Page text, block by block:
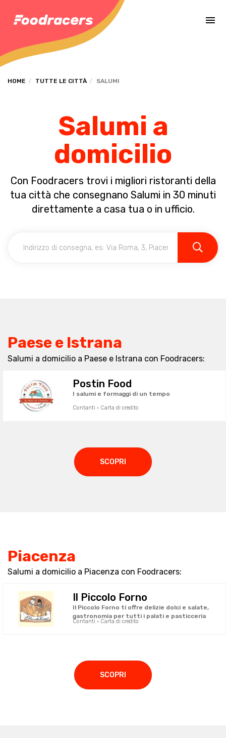
HOME TUTTE LE CITTÀ SALUMI
Salumi a
domicilio
Con Foodracers trovi i migliori ristoranti della
tua città che consegnano Salumi in 30 minuti
direttamente a casa tua o in ufficio.
Paese e Istrana
Salumi a domicilio a Paese e Istrana con Foodracers:
Postin Food
I salumi e formaggi di un tempo
Contanti · Carta di credito
SCOPRI
Piacenza
Salumi a domicilio a Piacenza con Foodracers:
Il Piccolo Forno
Il Piccolo Forno ti offre delizie dolci e salate,
gastronomia per tutti i palati e pasticceria
Contanti · Carta di credito
SCOPRI